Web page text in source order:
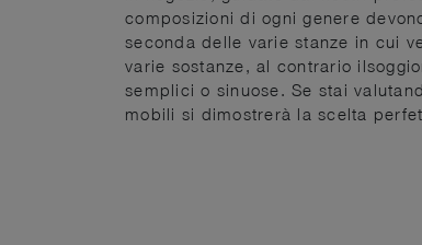
composizioni di ogni genere
seconda delle varie stanze in cui
varie sostanze, al contrario
semplici o sinuose. Se stai
mobili si dimostrerà la scelta